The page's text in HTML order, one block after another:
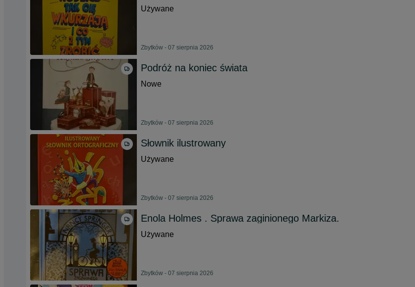
Używane
Zbytków - 07 sierpnia 2026
Podróż na koniec świata
Nowe
Zbytków - 07 sierpnia 2026
Słownik ilustrowany
Używane
Zbytków - 07 sierpnia 2026
Enola Holmes . Sprawa zaginionego Markiza.
Używane
Zbytków - 07 sierpnia 2026